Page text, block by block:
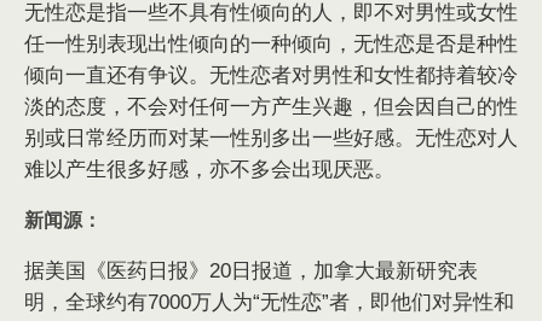
无性恋是指一些不具有性倾向的人，即不对男性或女性
任一性别表现出性倾向的一种倾向，无性恋是否是种性
倾向一直还有争议。无性恋者对男性和女性都持着较冷
淡的态度，不会对任何一方产生兴趣，但会因自己的性
别或日常经历而对某一性别多出一些好感。无性恋对人
难以产生很多好感，亦不多会出现厌恶。
新闻源：
据美国《医药日报》20日报道，加拿大最新研究表
明，全球约有7000万人为“无性恋”者，即他们对异性和